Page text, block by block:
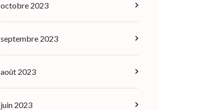
octobre 2023
septembre 2023
août 2023
juin 2023